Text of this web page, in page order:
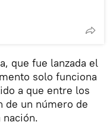
que fue lanzada el
solo funciona
a que entre los
de un número de